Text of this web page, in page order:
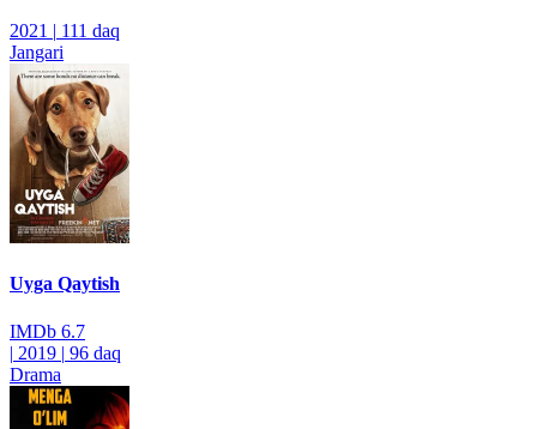
2021 | 111 daq
Jangari
Uyga Qaytish
IMDb 6.7
| 2019 | 96 daq
Drama